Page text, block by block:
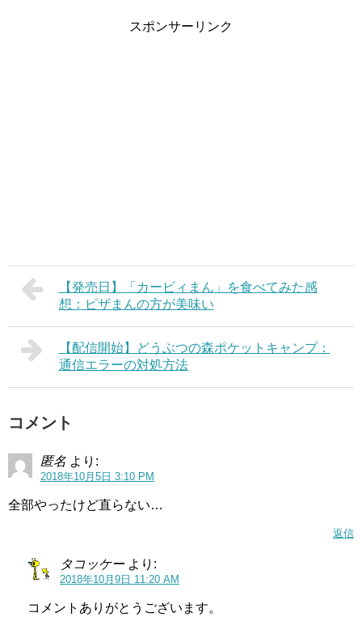
スポンサーリンク
【発売日】「カービィまん」を食べてみた感
想：ピザまんの方が美味い
【配信開始】どうぶつの森ポケットキャンプ：
通信エラーの対処方法
コメント
匿名 より:
2018年10月5日 3:10 PM
全部やったけど直らない…
返信
タコッケー より:
2018年10月9日 11:20 AM
コメントありがとうございます。